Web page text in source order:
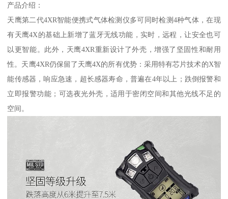
产品介绍：
天鹰第二代4XR智能便携式气体检测仪多可同时检测4种气体，在现
有天鹰4X的基础上新增了蓝牙无线功能，实时，远程，让安全也可
以更智能。此外，天鹰4XR重新设计了外壳，增强了坚固性和耐用
性。天鹰4XR仍保留了天鹰4X的所有优势：采用特有芯片技术的X智
能传感器，响应急速，超长感器寿命，普遍在4年以上；跌倒报警和
立即报警功能；可选夜光外壳，适用于密闭空间和其他光线不足的
空间。